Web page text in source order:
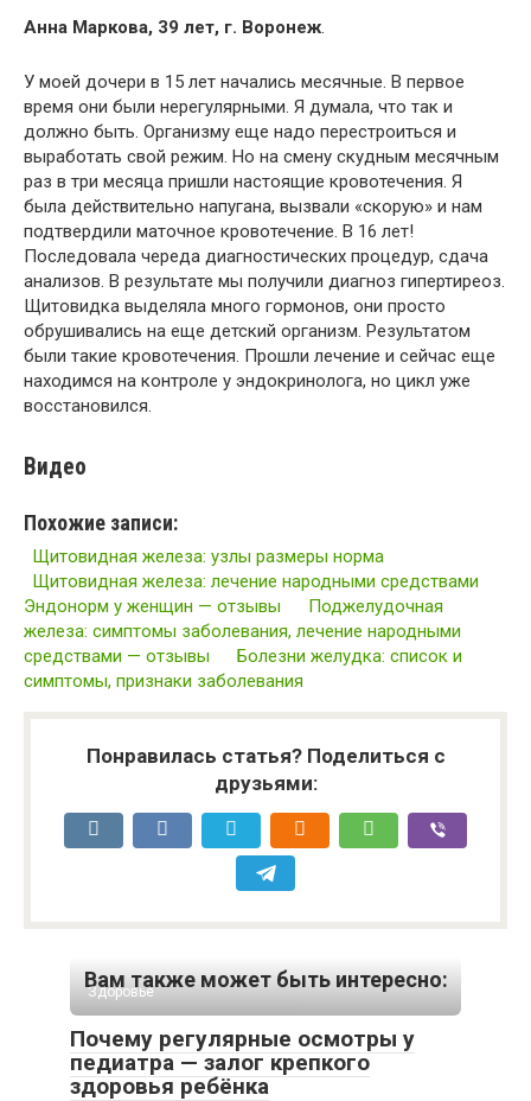
Анна Маркова, 39 лет, г. Воронеж.
У моей дочери в 15 лет начались месячные. В первое
время они были нерегулярными. Я думала, что так и
должно быть. Организму еще надо перестроиться и
выработать свой режим. Но на смену скудным месячным
раз в три месяца пришли настоящие кровотечения. Я
была действительно напугана, вызвали «скорую» и нам
подтвердили маточное кровотечение. В 16 лет!
Последовала череда диагностических процедур, сдача
анализов. В результате мы получили диагноз гипертиреоз.
Щитовидка выделяла много гормонов, они просто
обрушивались на еще детский организм. Результатом
были такие кровотечения. Прошли лечение и сейчас еще
находимся на контроле у эндокринолога, но цикл уже
восстановился.
Видео
Похожие записи:
Щитовидная железа: узлы размеры норма
Щитовидная железа: лечение народными средствами
Эндонорм у женщин — отзывы
Поджелудочная
железа: симптомы заболевания, лечение народными
средствами — отзывы
Болезни желудка: список и
симптомы, признаки заболевания
Понравилась статья? Поделиться с
друзьями:
Вам также может быть интересно:
Здоровье
Почему регулярные осмотры у
педиатра — залог крепкого
здоровья ребёнка